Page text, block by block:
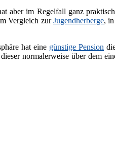
aber im Regelfall ganz
Vergleich zurJugendherberge,
hat eine günstige Pension
normalerweise über dem